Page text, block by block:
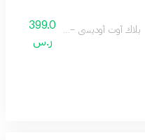
بلاك أوت أوديسي – وردي (bla097)399.0
ر.س